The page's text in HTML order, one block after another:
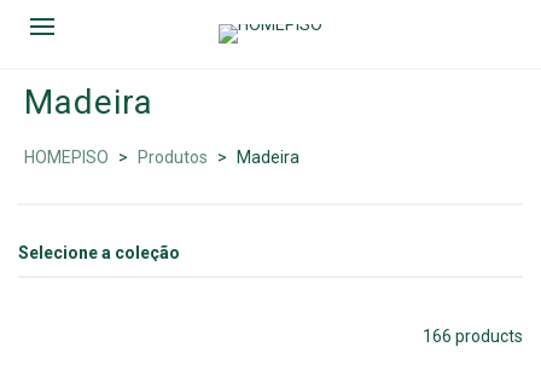
Madeira
HOMEPISO > Produtos > Madeira
166 products